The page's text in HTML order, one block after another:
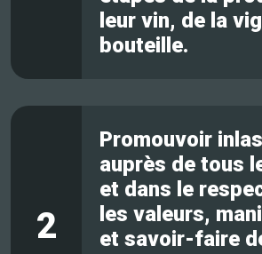
leur vin, de la
bouteille.
2
Promouvoir
auprès de tous
et dans le
les valeurs,
et savoir-faire